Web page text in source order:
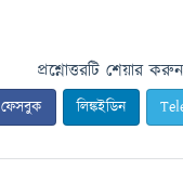
প্রশ্নোত্তরটি শেয়ার করুন
ফেসবুক লিঙ্কইডিন